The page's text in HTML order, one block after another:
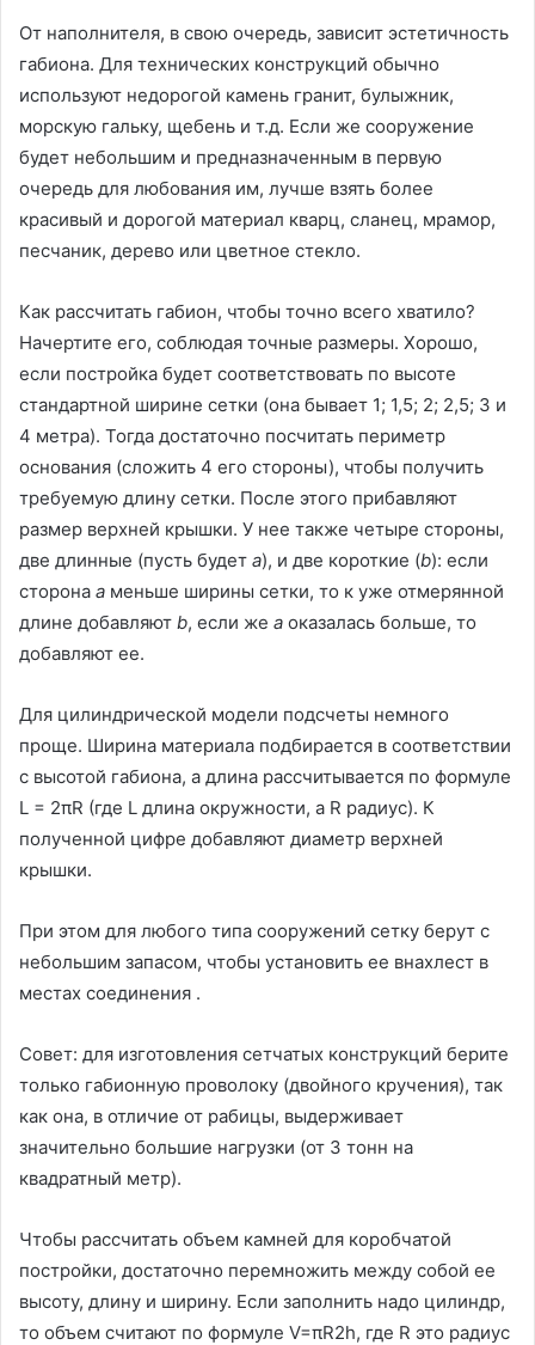
От наполнителя, в свою очередь, зависит эстетичность
габиона. Для технических конструкций обычно
используют недорогой камень гранит, булыжник,
морскую гальку, щебень и т.д. Если же сооружение
будет небольшим и предназначенным в первую
очередь для любования им, лучше взять более
красивый и дорогой материал кварц, сланец, мрамор,
песчаник, дерево или цветное стекло.
Как рассчитать габион, чтобы точно всего хватило?
Начертите его, соблюдая точные размеры. Хорошо,
если постройка будет соответствовать по высоте
стандартной ширине сетки (она бывает 1; 1,5; 2; 2,5; 3 и
4 метра). Тогда достаточно посчитать периметр
основания (сложить 4 его стороны), чтобы получить
требуемую длину сетки. После этого прибавляют
размер верхней крышки. У нее также четыре стороны,
две длинные (пусть будет a), и две короткие (b): если
сторона a меньше ширины сетки, то к уже отмерянной
длине добавляют b, если же a оказалась больше, то
добавляют ее.
Для цилиндрической модели подсчеты немного
проще. Ширина материала подбирается в соответствии
с высотой габиона, а длина рассчитывается по формуле
L = 2πR (где L длина окружности, а R радиус). К
полученной цифре добавляют диаметр верхней
крышки.
При этом для любого типа сооружений сетку берут с
небольшим запасом, чтобы установить ее внахлест в
местах соединения .
Совет: для изготовления сетчатых конструкций берите
только габионную проволоку (двойного кручения), так
как она, в отличие от рабицы, выдерживает
значительно большие нагрузки (от 3 тонн на
квадратный метр).
Чтобы рассчитать объем камней для коробчатой
постройки, достаточно перемножить между собой ее
высоту, длину и ширину. Если заполнить надо цилиндр,
то объем считают по формуле V=πR2h, где R это радиус